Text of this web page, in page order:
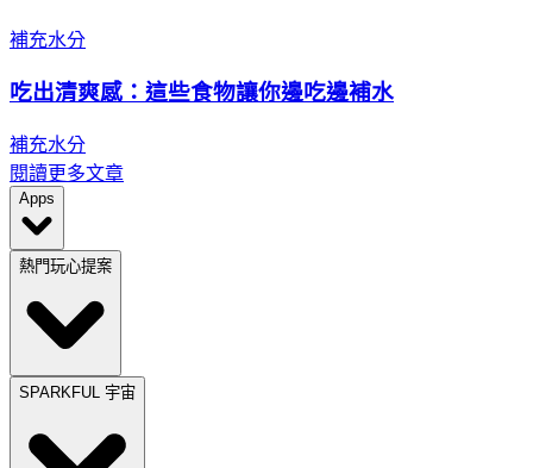
補充水分
吃出清爽感：這些食物讓你邊吃邊補水
補充水分
閱讀更多文章
Apps
熱門玩心提案
SPARKFUL 宇宙